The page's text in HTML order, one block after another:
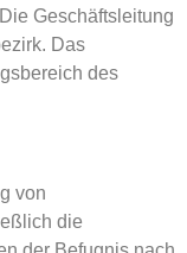
Geschäftsleitung
Das
des
von
die